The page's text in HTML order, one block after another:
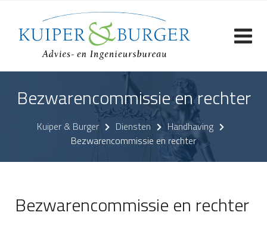
content
Bezwarencommissie en rechter
Kuiper & Burger Diensten
Handhaving
Bezwarencommissie en rechter
Bezwarencommissie en rechter